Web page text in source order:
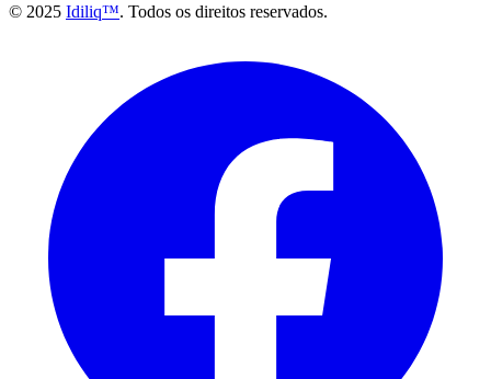
© 2025 Idiliq™. Todos os direitos reservados.